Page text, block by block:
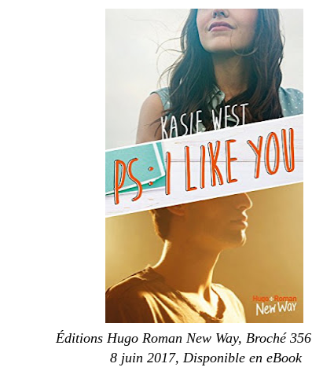
Éditions Hugo Roman New Way, Broché
8 juin 2017, Disponible en eBook